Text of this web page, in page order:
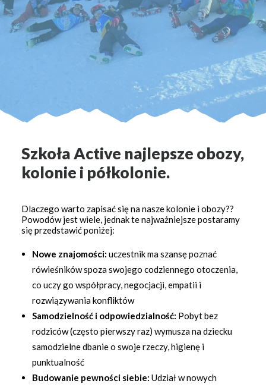
Szkoła Active najlepsze obozy,
kolonie i półkolonie.
Dlaczego warto zapisać się na nasze kolonie i obozy??
Powodów jest wiele, jednak te najważniejsze postaramy
się przedstawić poniżej:
Nowe znajomości: uczestnik ma szansę poznać
rówieśników spoza swojego codziennego otoczenia,
co uczy go współpracy, negocjacji, empatii i
rozwiązywania konfliktów
Samodzielność i odpowiedzialność: Pobyt bez
rodziców (często pierwszy raz) wymusza na dziecku
samodzielne dbanie o swoje rzeczy, higienę i
punktualność
Budowanie pewności siebie: Udział w nowych